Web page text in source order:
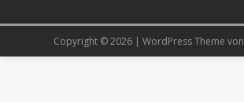
Copyright © 2026 | WordPress Theme von